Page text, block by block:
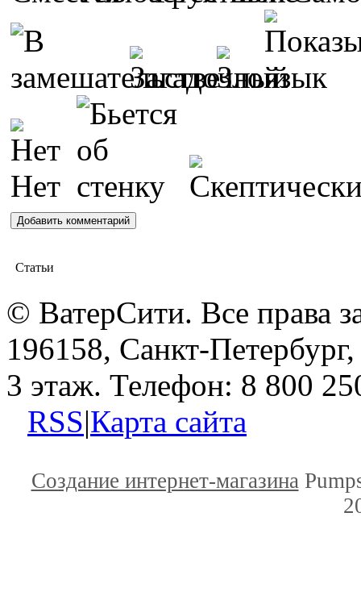
Статьи
© ВатерСити. Все права
196158, Санкт-
3 этаж. Телефон: 8 800
RSS|Карта сайта
Создание интернет-магазина